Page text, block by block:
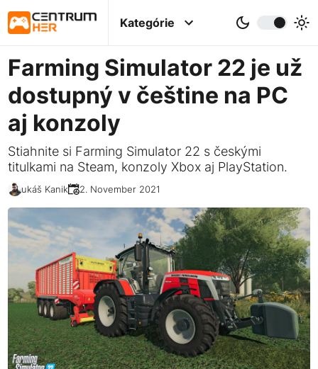
Kategórie
Farming Simulator 22 je už
dostupný v češtine na PC
aj konzoly
Stiahnite si Farming Simulator 22 s českými
titulkami na Steam, konzoly Xbox aj PlayStation.
Lukáš Kanik 22. November 2021